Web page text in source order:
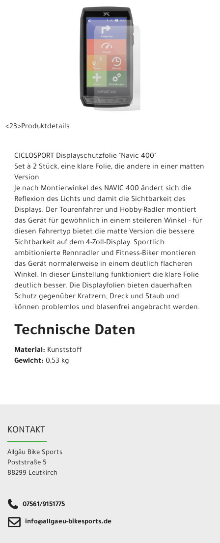
<23>Produktdetails
CICLOSPORT Displayschutzfolie "Navic 400"
Set à 2 Stück, eine klare Folie, die andere in einer matten
Version
Je nach Montierwinkel des NAVIC 400 ändert sich die
Reflexion des Lichts und damit die Sichtbarkeit des
Displays. Der Tourenfahrer und Hobby-Radler montiert
das Gerät für gewöhnlich in einem steileren Winkel - für
diesen Fahrertyp bietet die matte Version die bessere
Sichtbarkeit auf dem 4-Zoll-Display. Sportlich
ambitionierte Rennradler und Fitness-Biker montieren
das Gerät normalerweise in einem deutlich flacheren
Winkel. In dieser Einstellung funktioniert die klare Folie
deutlich besser. Die Displayfolien bieten dauerhaften
Schutz gegenüber Kratzern, Dreck und Staub und
können problemlos und blasenfrei angebracht werden.
Technische Daten
Material: Kunststoff
Gewicht: 0,53 kg
KONTAKT
Allgäu Bike Sports
Poststraße 5
88299 Leutkirch
07561/9151775
info@allgaeu-bikesports.de